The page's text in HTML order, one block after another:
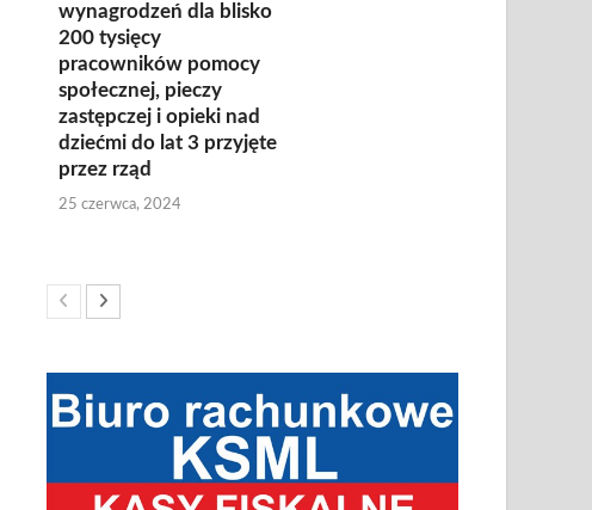
wynagrodzeń dla blisko
200 tysięcy
pracowników pomocy
społecznej, pieczy
zastępczej i opieki nad
dziećmi do lat 3 przyjęte
przez rząd
25 czerwca, 2024